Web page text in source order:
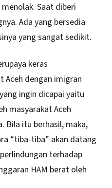
Saat diberi
Ada yang bersedia
yang sangat sedikit.
keras
Aceh dengan imigran
ingin dicapai yaitu
masyarakat Aceh
Bila itu berhasil, maka,
“tiba-tiba” akan datang
terhadap
HAM berat oleh